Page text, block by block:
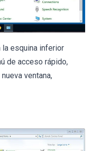
la esquina inferior
de acceso rápido,
ventana,